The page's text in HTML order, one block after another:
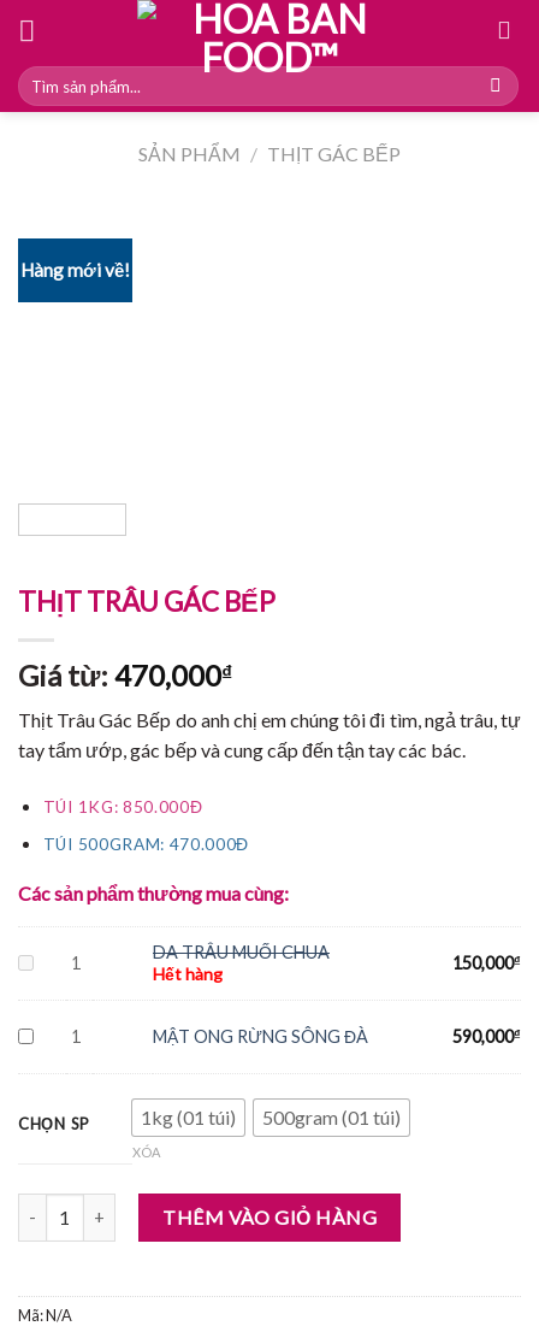
content
Tìm
kiếm:
SẢN PHẨM / THỊT GÁC BẾP
Hàng mới về!
THỊT TRÂU GÁC BẾP
Giá từ: 470,000₫
Thịt Trâu Gác Bếp do anh chị em chúng tôi đi tìm, ngả trâu, tự
tay tẩm ướp, gác bếp và cung cấp đến tận tay các bác.
TÚI 1KG: 850.000Đ
TÚI 500GRAM: 470.000Đ
Các sản phẩm thường mua cùng:
1
DA TRÂU MUỐI CHUA
Hết hàng
150,000₫
1 MẬT ONG RỪNG SÔNG ĐÀ 590,000₫
CHỌN SP 1kg (01 túi) 500gram (01 túi)
XÓA
THỊT TRÂU GÁC BẾP số lượngTHÊM VÀO GIỎ HÀNG
Mã:N/A